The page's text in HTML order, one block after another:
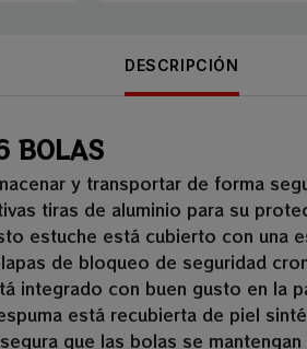
DESCRIPCIÓN
BOLAS
y transportar de forma
tiras de aluminio para su
estuche está cubierto con una
de bloqueo de seguridad
integrado con buen gusto en la
está recubierta de piel
que las bolas se